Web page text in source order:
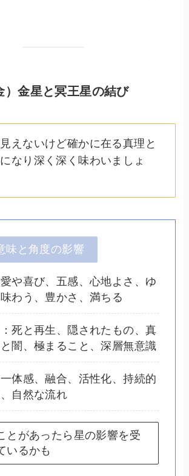
）金星と冥王星の結び
えないけど確かに在る真理と
なり深く深く味わいましょ
味と角度の影響
や喜び、五感、心地よさ、ゆ
わう、豊かさ、満ちる
死と再生、隠されたもの、真
闇、極まること、深層無意識
体感、融合、活性化、持続的
自然な流れ
とがあったら星の影響を受
いるかも